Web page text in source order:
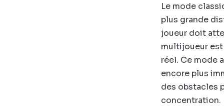
Le mode
plus grande
joueur doit
multijoueur
réel. Ce mode
encore plus
des obstacles
concentration.